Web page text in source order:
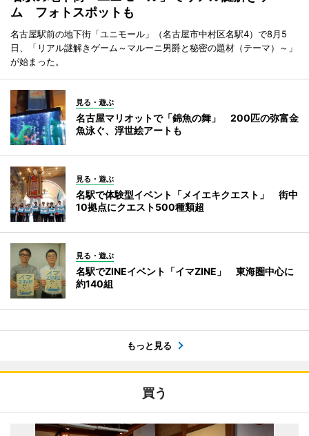
ム フォトスポットも
名古屋駅前の地下街「ユニモール」（名古屋市中村区名駅4）で8月5
日、「リアル謎解きゲーム～マルーニ男爵と秘密の題材（テーマ）～」
が始まった。
見る・遊ぶ
名古屋マリオットで「錦魚の舞」 200匹の弥富金
魚泳ぐ、浮世絵アートも
見る・遊ぶ
名駅で体験型イベント「メイエキクエスト」 街中
10拠点にクエスト500種類超
見る・遊ぶ
名駅でZINEイベント「イマZINE」 東海圏中心に
約140組
もっと見る
買う